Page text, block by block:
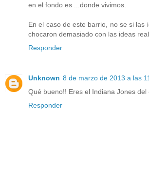
en el fondo es ...donde vivimos.
En el caso de este barrio, no se si las
chocaron demasiado con las ideas
Responder
Unknown 8 de marzo de 2013 a las
Qué bueno!! Eres el Indiana Jones del
Responder